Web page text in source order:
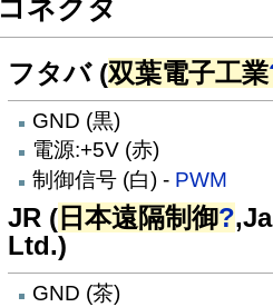
コネクタ
フタバ (双葉電子工業
GND (黒)
電源:+5V (赤)
制御信号 (白) - PWM
JR ( 日本遠隔制御?
Ltd.)
GND (茶)